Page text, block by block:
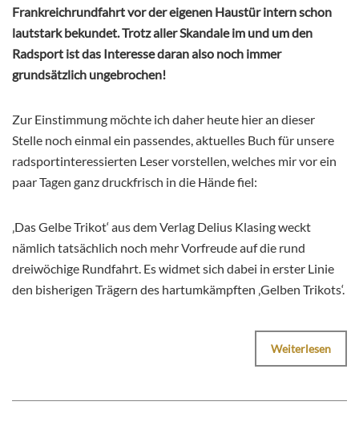
Frankreichrundfahrt vor der eigenen Haustür intern schon
lautstark bekundet. Trotz aller Skandale im und um den
Radsport ist das Interesse daran also noch immer
grundsätzlich ungebrochen!
Zur Einstimmung möchte ich daher heute hier an dieser
Stelle noch einmal ein passendes, aktuelles Buch für unsere
radsportinteressierten Leser vorstellen, welches mir vor ein
paar Tagen ganz druckfrisch in die Hände fiel:
‚Das Gelbe Trikot‘ aus dem Verlag Delius Klasing weckt
nämlich tatsächlich noch mehr Vorfreude auf die rund
dreiwöchige Rundfahrt. Es widmet sich dabei in erster Linie
den bisherigen Trägern des hartumkämpften ‚Gelben Trikots‘.
Weiterlesen